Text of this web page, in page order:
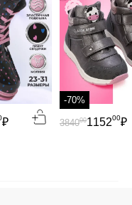
₽
-70%
115200₽
384000